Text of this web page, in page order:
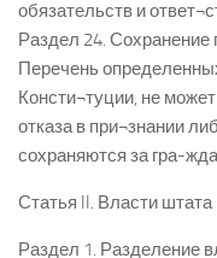
обязательств и
Раздел 24. Сохранение
Перечень
Консти¬туции, не
отказа в при¬знании
сохраняются за гра-
Статья II. Власти штата
Раздел 1. Разделение